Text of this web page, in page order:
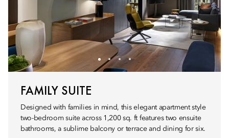
FAMILY SUITE
Designed with families in mind, this elegant apartment style
two-bedroom suite across 1,200 sq. ft features two ensuite
bathrooms, a sublime balcony or terrace and dining for six.